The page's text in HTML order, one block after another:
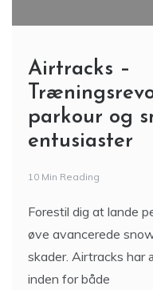
Airtracks –
parkour og
entusiaster
10 Min Reading
Forestil dig at lande
øve avancerede
skader. Airtracks
inden for både